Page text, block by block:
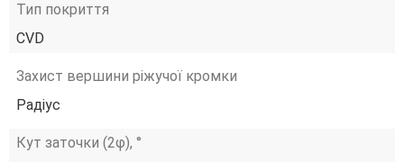
Тип покриття
CVD
Захист вершини ріжучої кромки
Радіус
Кут заточки (2φ), °